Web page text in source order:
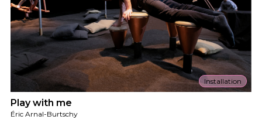
Installation
Play with me
Éric Arnal-Burtschy